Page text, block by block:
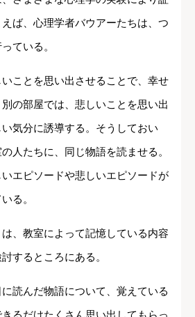
ば、心理学者バウアーたちは、つ
ている。
ことを思い出させることで、幸せ
の部屋では、悲しいことを思い出
気分に誘導する。そうしておい
人たちに、同じ物語を読ませる。
エピソードや悲しいエピソードが
る。
、教室によって記憶している内容
するところにある。
読んだ物語について、覚えている
るだけたくさん思い出してもらっ